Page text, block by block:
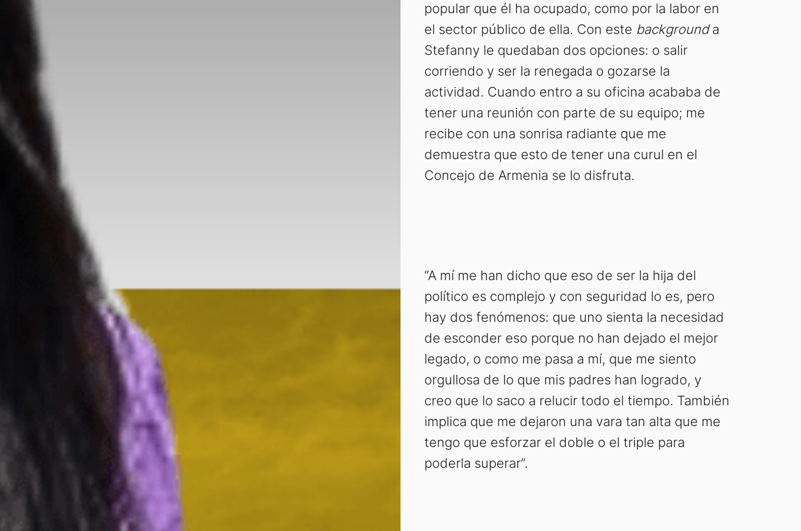
popular que él ha ocupado, como por la labor en
el sector público de ella. Con este backgrounda
Stefanny le quedaban dos opciones: o salir
corriendo y ser la renegada o gozarse la
actividad. Cuando entro a su oficina acababa de
tener una reunión con parte de su equipo; me
recibe con una sonrisa radiante que me
demuestra que esto de tener una curul en el
Concejo de Armenia se lo disfruta.
“A mí me han dicho que eso de ser la hija del
político es complejo y con seguridad lo es, pero
hay dos fenómenos: que uno sienta la necesidad
de esconder eso porque no han dejado el mejor
legado, o como me pasa a mí, que me siento
orgullosa de lo que mis padres han logrado, y
creo que lo saco a relucir todo el tiempo. También
implica que me dejaron una vara tan alta que me
tengo que esforzar el doble o el triple para
poderla superar”.